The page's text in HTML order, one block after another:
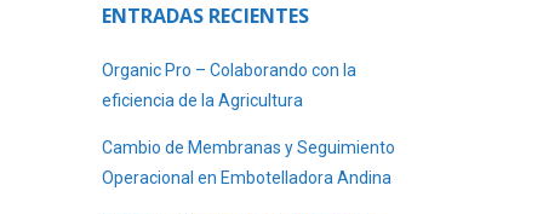
ENTRADAS RECIENTES
Organic Pro – Colaborando con la
eficiencia de la Agricultura
Cambio de Membranas y Seguimiento
Operacional en Embotelladora Andina